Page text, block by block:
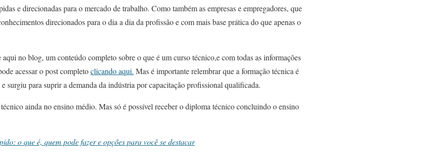
e direcionadas para o mercado de trabalho. Como também as empresas e empregadores, que
direcionados para o dia a dia da profissão e com mais base prática do que apenas o
no blog, um conteúdo completo sobre o que é um curso técnico,e com todas as informações
acessar o post completoclicando aqui. Mas é importante relembrar que a formação técnica é
surgiu para suprir a demanda da indústria por capacitação profissional qualificada.
ainda no ensino médio. Mas só é possível receber o diploma técnico concluindo o ensino
o que é, quem pode fazer e opções para você se destacar